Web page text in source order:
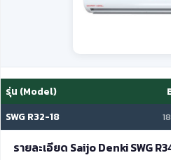
รุ่น (Model)
SWG R32-18
รายละเอียด Saijo Denki SWG